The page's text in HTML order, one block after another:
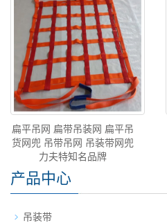
扁平吊网 扁带吊装网 扁平吊
货网兜 吊带吊网 吊装带网兜
力夫特知名品牌
产品中心
吊装带